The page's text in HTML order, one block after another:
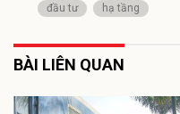
đầu tư
hạ tầng
BÀI LIÊN QUAN